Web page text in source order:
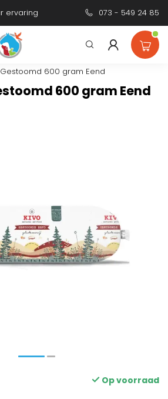
ervaring Persoonlijk
073 - 549 24 85
600 gram Eend
600 gram Eend
Op voorraad